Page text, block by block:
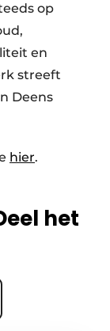
op
en
streeft
Deens
hier.
het